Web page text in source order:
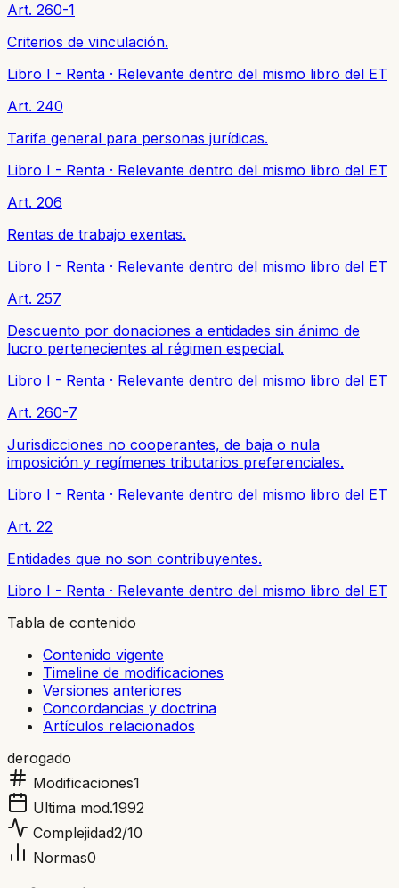
Art. 260-1
Criterios de vinculación.
Libro I - Renta · Relevante dentro del mismo libro del ET
Art. 240
Tarifa general para personas jurídicas.
Libro I - Renta · Relevante dentro del mismo libro del ET
Art. 206
Rentas de trabajo exentas.
Libro I - Renta · Relevante dentro del mismo libro del ET
Art. 257
Descuento por donaciones a entidades sin ánimo de
lucro pertenecientes al régimen especial.
Libro I - Renta · Relevante dentro del mismo libro del ET
Art. 260-7
Jurisdicciones no cooperantes, de baja o nula
imposición y regímenes tributarios preferenciales.
Libro I - Renta · Relevante dentro del mismo libro del ET
Art. 22
Entidades que no son contribuyentes.
Libro I - Renta · Relevante dentro del mismo libro del ET
Tabla de contenido
Contenido vigente
Timeline de modificaciones
Versiones anteriores
Concordancias y doctrina
Artículos relacionados
derogado
Modificaciones1
Ultima mod.1992
Complejidad2/10
Normas0